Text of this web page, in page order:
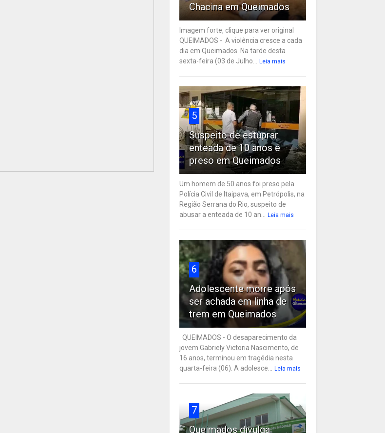
Chacina em Queimados
Imagem forte, clique para ver original
QUEIMADOS - A violência cresce a cada
dia em Queimados. Na tarde desta
sexta-feira (03 de Julho...
Leia mais
5
Suspeito de estuprar
enteada de 10 anos é
preso em Queimados
Um homem de 50 anos foi preso pela
Polícia Civil de Itaipava, em Petrópolis, na
Região Serrana do Rio, suspeito de
abusar a enteada de 10 an...
Leia mais
6
Adolescente morre após
ser achada em linha de
trem em Queimados
QUEIMADOS - O desaparecimento da
jovem Gabriely Victoria Nascimento, de
16 anos, terminou em tragédia nesta
quarta-feira (06). A adolesce...
Leia mais
7
Queimados divulga